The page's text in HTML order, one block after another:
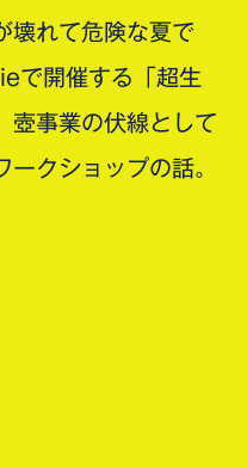
壊れて危険な夏で
で開催する「超生
壺事業の伏線として
クショップの話。